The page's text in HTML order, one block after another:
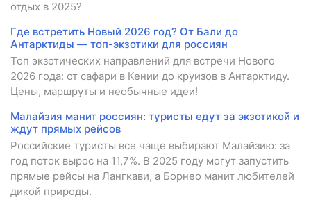
отдых в 2025?
Где встретить Новый 2026 год? От Бали до
Антарктиды — топ-экзотики для россиян
Топ экзотических направлений для встречи Нового
2026 года: от сафари в Кении до круизов в Антарктиду.
Цены, маршруты и необычные идеи!
Малайзия манит россиян: туристы едут за экзотикой и
ждут прямых рейсов
Российские туристы все чаще выбирают Малайзию: за
год поток вырос на 11,7%. В 2025 году могут запустить
прямые рейсы на Лангкави, а Борнео манит любителей
дикой природы.